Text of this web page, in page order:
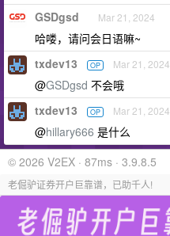
GSDgsd Mar 21, 2024
哈喽，请问会日语嘛~
txdev13 OP Mar 21, 2024
@GSDgsd 不会哦
txdev13 OP Mar 21, 2024
@hillary666 是什么
© 2026 V2EX · 87ms · 3.9.8.5
老倔驴证券开户巨靠谱，已助千人!